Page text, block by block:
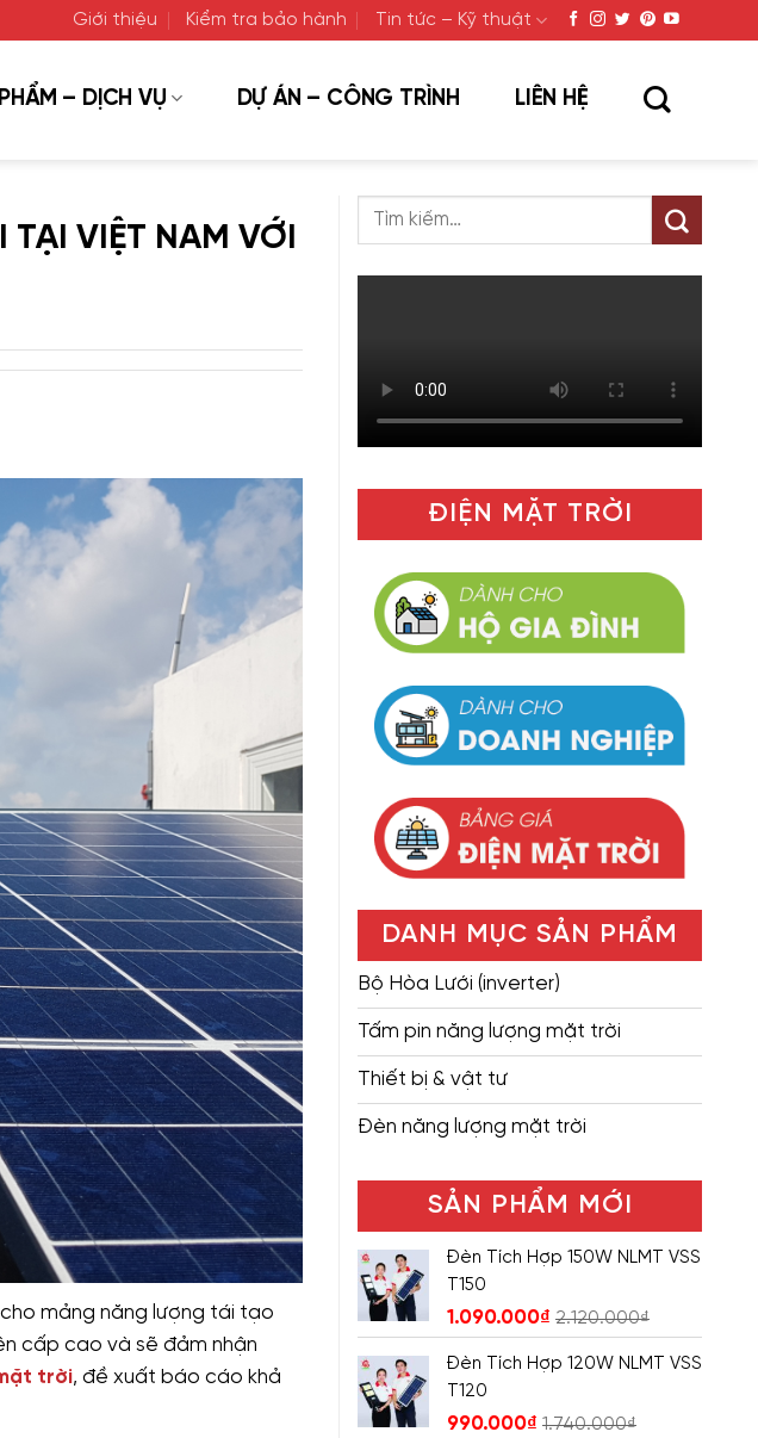
Giới thiệu Kiểm tra bảo hành Tin tức – Kỹ thuật
– DỊCH VỤ DỰ ÁN – CÔNG TRÌNH LIÊN HỆ
VIỆT NAM VỚI
mảng năng lượng tái tạo
cấp cao và sẽ đảm nhận
trời, đề xuất báo cáo khả
ĐIỆN MẶT TRỜI
DANH MỤC SẢN PHẨM
Bộ Hòa Lưới (inverter)
Tấm pin năng lượng mặt trời
Thiết bị & vật tư
Đèn năng lượng mặt trời
SẢN PHẨM MỚI
Đèn Tích Hợp 150W NLMT VSS
T150
1.090.000₫ 2.120.000₫
Đèn Tích Hợp 120W NLMT VSS
T120
990.000₫ 1.740.000₫